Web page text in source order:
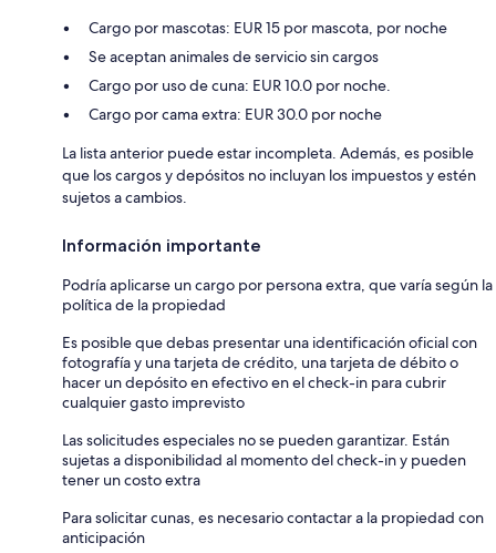
Cargo por mascotas: EUR 15 por mascota, por noche
Se aceptan animales de servicio sin cargos
Cargo por uso de cuna: EUR 10.0 por noche.
Cargo por cama extra: EUR 30.0 por noche
La lista anterior puede estar incompleta. Además, es posible
que los cargos y depósitos no incluyan los impuestos y estén
sujetos a cambios.
Información importante
Podría aplicarse un cargo por persona extra, que varía según la
política de la propiedad
Es posible que debas presentar una identificación oficial con
fotografía y una tarjeta de crédito, una tarjeta de débito o
hacer un depósito en efectivo en el check-in para cubrir
cualquier gasto imprevisto
Las solicitudes especiales no se pueden garantizar. Están
sujetas a disponibilidad al momento del check-in y pueden
tener un costo extra
Para solicitar cunas, es necesario contactar a la propiedad con
anticipación